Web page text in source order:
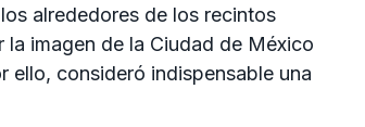
alrededores de los recintos
imagen de la Ciudad de México
ello, consideró indispensable una